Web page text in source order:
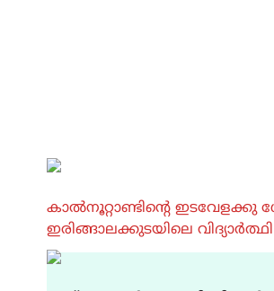
കാൽനൂറ്റാണ്ടിൻ്റെ
ഇരിങ്ങാലക്കുടയിലെ